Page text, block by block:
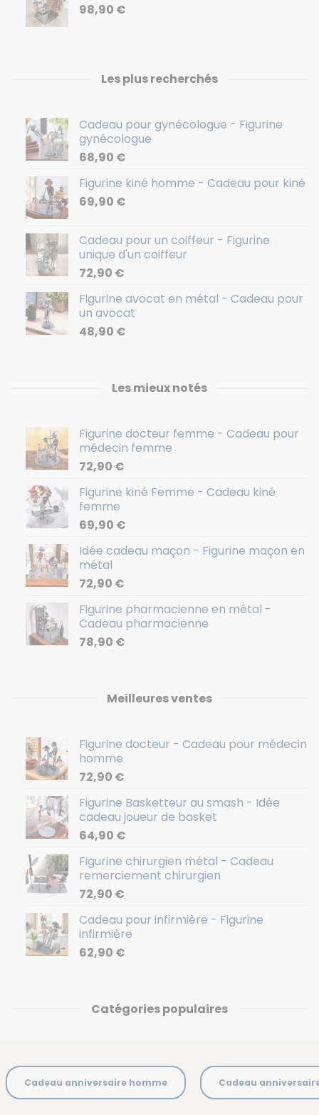
98,90 €
Les plus recherchés
Cadeau pour gynécologue - Figurine
gynécologue
68,90 €
Figurine kiné homme - Cadeau pour kiné
69,90 €
Cadeau pour un coiffeur - Figurine
unique d'un coiffeur
72,90 €
Figurine avocat en métal - Cadeau pour
un avocat
48,90 €
Les mieux notés
Figurine docteur femme - Cadeau pour
médecin femme
72,90 €
Figurine kiné Femme - Cadeau kiné
femme
69,90 €
Idée cadeau maçon - Figurine maçon en
métal
72,90 €
Figurine pharmacienne en métal -
Cadeau pharmacienne
78,90 €
Meilleures ventes
Figurine docteur - Cadeau pour médecin
homme
72,90 €
Figurine Basketteur au smash - Idée
cadeau joueur de basket
64,90 €
Figurine chirurgien métal - Cadeau
remerciement chirurgien
72,90 €
Cadeau pour infirmière - Figurine
infirmière
62,90 €
Catégories populaires
Cadeau anniversaire homme Cadeau